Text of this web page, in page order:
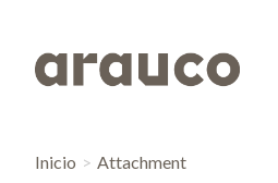
Inicio Attachment